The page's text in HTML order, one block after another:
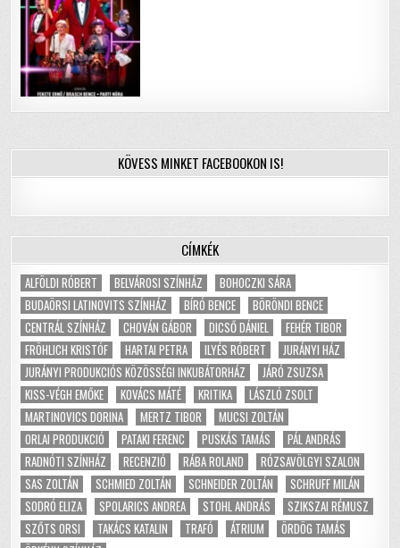
KÖVESS MINKET FACEBOOKON IS!
CÍMKÉK
ALFÖLDI RÓBERT BELVÁROSI SZÍNHÁZ
BOHOCZKI SÁRA
BUDAÖRSI LATINOVITS SZÍNHÁZ
BÍRÓ BENCE
BÖRÖNDI BENCE
CENTRÁL SZÍNHÁZ
CHOVÁN GÁBOR DICSŐ DÁNIEL
FEHÉR TIBOR
FRÖHLICH KRISTÓF
HARTAI PETRA ILYÉS RÓBERT
JURÁNYI HÁZ
JURÁNYI PRODUKCIÓS KÖZÖSSÉGI INKUBÁTORHÁZ
JÁRÓ ZSUZSA
KISS-VÉGH EMŐKE
KOVÁCS MÁTÉ KRITIKA
LÁSZLÓ ZSOLT
MARTINOVICS DORINA
MERTZ TIBOR
MUCSI ZOLTÁN
ORLAI PRODUKCIÓ
PATAKI FERENC PUSKÁS TAMÁS
PÁL ANDRÁS
RADNÓTI SZÍNHÁZ
RECENZIÓ RÁBA ROLAND
RÓZSAVÖLGYI SZALON
SAS ZOLTÁN
SCHMIED ZOLTÁN SCHNEIDER ZOLTÁN
SCHRUFF MILÁN
SODRÓ ELIZA
SPOLARICS ANDREA STOHL ANDRÁS
SZIKSZAI RÉMUSZ
SZŐTS ORSI
TAKÁCS KATALIN TRAFÓ ÁTRIUM
ÖRDÖG TAMÁS